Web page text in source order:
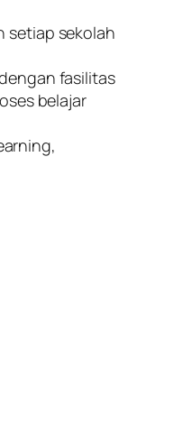
setiap sekolah
fasilitas
belajar